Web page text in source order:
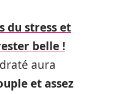
du stress et
belle !
aura
et assez